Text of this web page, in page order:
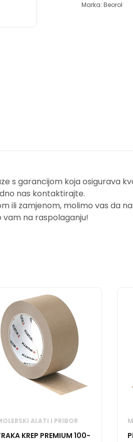
Marka: Beorol
s garancijom koja osigurava
nas kontaktirajte.
ili zamjenom, molimo vas da
na raspolaganju!
ALATI I PRIBOR
KREP PREMIUM 100-